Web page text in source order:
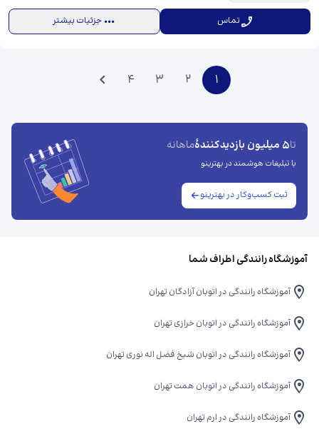
تماس جزئیات بیشتر
1
2
3
4
تا5 میلیون بازدیدکنندهٔ ماهانه
با تبلیغات هوشمند در بهترینو
ثبت کسب‌وکار در بهترینو
آموزشگاه رانندگی اطراف شما
آموزشگاه رانندگی در اتوبان آزادگان تهران
آموزشگاه رانندگی در اتوبان خرازی تهران
آموزشگاه رانندگی در اتوبان شیخ فضل اله نوری تهران
آموزشگاه رانندگی در اتوبان همت تهران
آموزشگاه رانندگی در ارم تهران